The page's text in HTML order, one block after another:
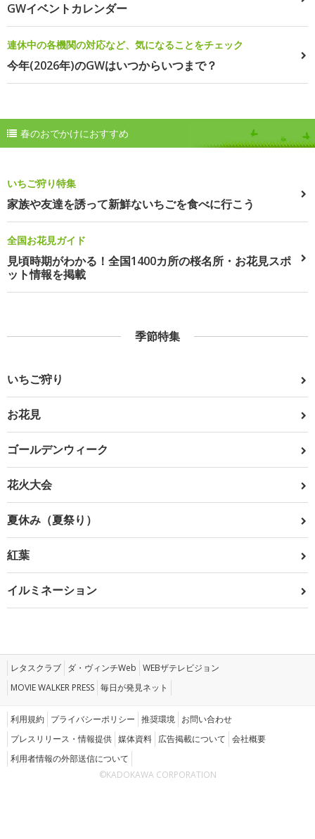
GWイベントカレンダー
連休中の各機関の対応など、気になることをチェック
今年(2026年)のGWはいつからいつまで？
春のおでかけにおすすめ
いちご狩り特集
家族や友達を誘って新鮮ないちごを食べに行こう
全国お花見ガイド
見頃時期がわかる！全国1400カ所の桜名所・お花見スポ
ット情報を掲載
季節特集
いちご狩り
お花見
ゴールデンウィーク
花火大会
夏休み（夏祭り）
紅葉
イルミネーション
レタスクラブ ダ・ヴィンチWeb WEBザテレビジョン
MOVIE WALKER PRESS 毎日が発見ネット
利用規約 プライバシーポリシー 推奨環境 お問い合わせ
プレスリリース・情報提供 媒体資料 広告掲載について 会社概要
利用者情報の外部送信について
©KADOKAWA CORPORATION